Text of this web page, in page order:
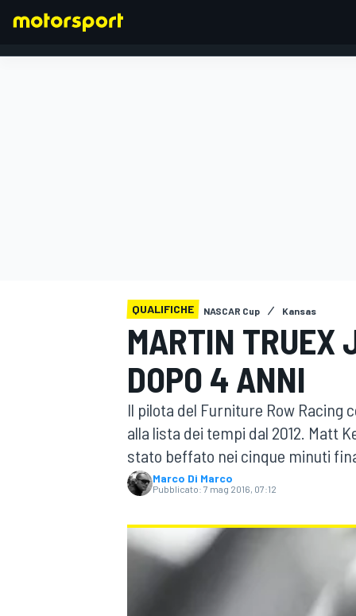
MOTOGP
WRC
QUALIFICHE NASCAR Cup Kansas
MARTIN TRUEX
DOPO 4 ANNI
Il pilota del Furniture Row Racing
alla lista dei tempi dal 2012. Matt
stato beffato nei cinque minuti
Marco Di Marco
Pubblicato: 7 mag 2016, 07:12